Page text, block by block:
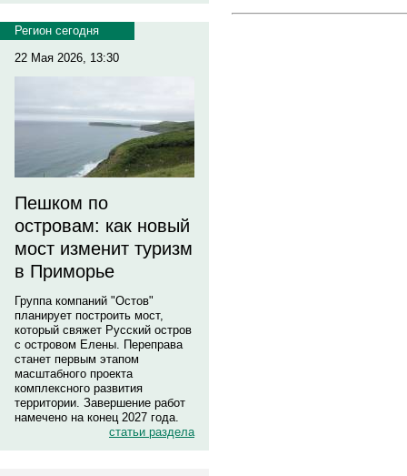
Регион сегодня
22 Мая 2026, 13:30
Пешком по
островам: как новый
мост изменит туризм
в Приморье
Группа компаний "Остов"
планирует построить мост,
который свяжет Русский остров
с островом Елены. Переправа
станет первым этапом
масштабного проекта
комплексного развития
территории. Завершение работ
намечено на конец 2027 года.
статьи раздела